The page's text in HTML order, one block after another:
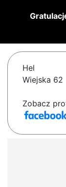
Hel
Wiejska 62
Zobacz